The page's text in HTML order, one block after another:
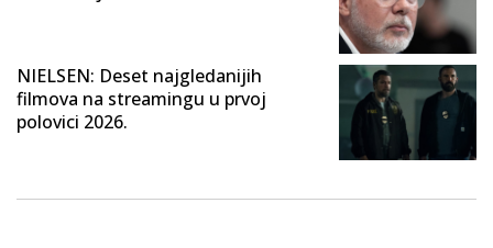
NIELSEN: Deset najgledanijih
filmova na streamingu u prvoj
polovici 2026.